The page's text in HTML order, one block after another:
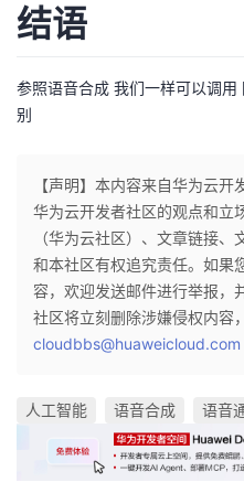
结语
参照语音合成 我们一样可以调
别
【声明】本内容来自华为云
华为云开发者社区的观点和立
（华为云社区）、文章链接
和本社区有权追究责任。如果
容，欢迎发送邮件进行举报，
社区将立刻删除涉嫌侵权内容
cloudbbs@huaweicloud.com
人工智能 语音合成 语音